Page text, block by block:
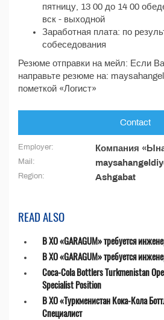
пятницу, 13 00 до 14 00
вск - выходной
Заработная плата: по
собеседования
Резюме отправки на мейл: Если
направьте резюме на:
пометкой «Логист»
Contact
Employer: Компания
Mail:
Region: Ashgabat
READ ALSO
В ХО «GARAGUM» требуется
В ХО «GARAGUM» требуется
Coca-Cola Bottlers Turkmenistan
Specialist Position
В ХО «Туркменистан Кока-Кола
Специалист